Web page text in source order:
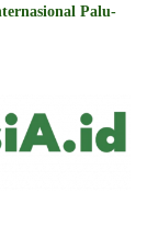
Palu-